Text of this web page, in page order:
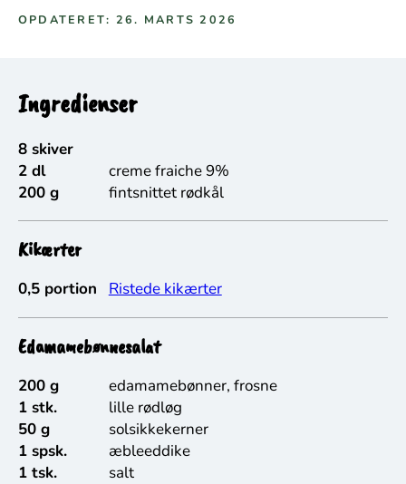
OPDATERET: 26. MARTS 2026
Ingredienser
8 skiver
2 dl
creme fraiche 9%
200 g
fintsnittet rødkål
Kikærter
0,5 portion Ristede kikærter
Edamamebønnesalat
200 g
edamamebønner, frosne
1 stk.
lille rødløg
50 g
solsikkekerner
1 spsk.
æbleeddike
1 tsk.
salt